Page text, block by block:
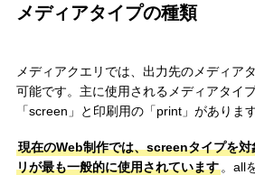
メディアタイプの種類
メディアクエリでは、出力先のメディア
可能です。主に使用されるメディアタイ
「screen」と印刷用の「print」があります
現在のWeb制作では、screenタイプを対
リが最も一般的に使用されています。all